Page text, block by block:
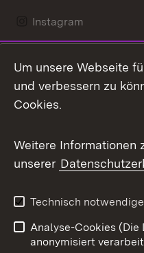
Instagram
Mastodon
Messenger
Social Wall
X / Twitter
Youtube
Um unsere Webseite
und verbessern zu
Cookies.
Weitere Informationen
unserer
Technisch
Analyse-Cookies
anonymisiert